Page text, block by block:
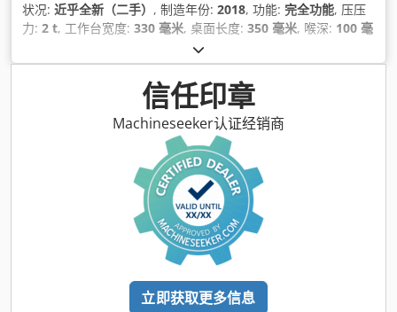
状况: 近乎全新（二手） , 制造年份: 2018, 功能: 完全功能, 压压
力: 2 t, 工作台宽度: 330 毫米, 桌面长度: 350 毫米, 喉深: 100 毫
28 毫米
信任印章
Machineseeker认证经销商
立即获取更多信息